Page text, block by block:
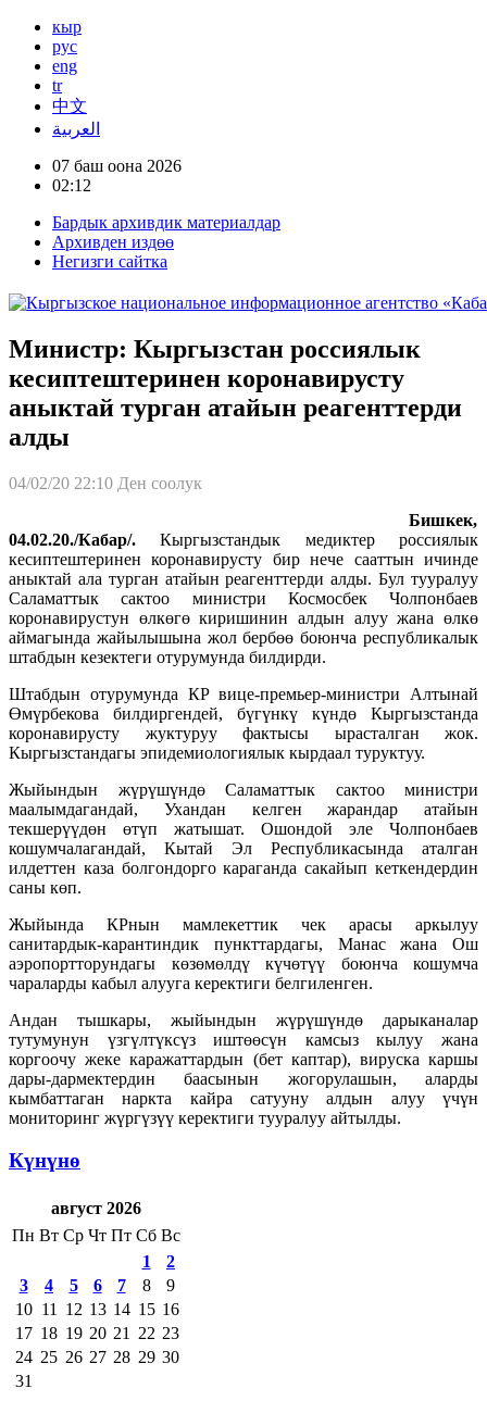
кыр
рус
eng
tr
中文
العربية
07 баш оона 2026
02:12
Бардык архивдик материалдар
Архивден издөө
Негизги сайтка
Министр: Кыргызстан россиялык
кесиптештеринен коронавирусту
аныктай турган атайын реагенттерди
алды
04/02/20 22:10 Ден соолук
Бишкек,
04.02.20./Кабар/.Кыргызстандык медиктер россиялык
кесиптештеринен коронавирусту бир нече сааттын ичинде
аныктай ала турган атайын реагенттерди алды. Бул тууралуу
Саламаттык сактоо министри Космосбек Чолпонбаев
коронавирустун өлкөгө киришинин алдын алуу жана өлкө
аймагында жайылышына жол бербөө боюнча республикалык
штабдын кезектеги отурумунда билдирди.
Штабдын отурумунда КР вице-премьер-министри Алтынай
Өмүрбекова билдиргендей, бүгүнкү күндө Кыргызстанда
коронавирусту жуктуруу фактысы ырасталган жок.
Кыргызстандагы эпидемиологиялык кырдаал туруктуу.
Жыйындын жүрүшүндө Саламаттык сактоо министри
маалымдагандай, Ухандан келген жарандар атайын
текшерүүдөн өтүп жатышат. Ошондой эле Чолпонбаев
кошумчалагандай, Кытай Эл Республикасында аталган
илдеттен каза болгондорго караганда сакайып кеткендердин
саны көп.
Жыйында КРнын мамлекеттик чек арасы аркылуу
санитардык-карантиндик пункттардагы, Манас жана Ош
аэропортторундагы көзөмөлдү күчөтүү боюнча кошумча
чараларды кабыл алууга керектиги белгиленген.
Андан тышкары, жыйындын жүрүшүндө дарыканалар
тутумунун үзгүлтүксүз иштөөсүн камсыз кылуу жана
коргоочу жеке каражаттардын (бет каптар), вируска каршы
дары-дармектердин баасынын жогорулашын, аларды
кымбаттаган наркта кайра сатууну алдын алуу үчүн
мониторинг жүргүзүү керектиги тууралуу айтылды.
Күнүнө
август 2026
Пн Вт Ср Чт Пт Сб Вс
1
2
3
4 5 6 7 8
9
10 11 12 13 14 15 16
17 18 19 20 21 22 23
24 25 26 27 28 29 30
31